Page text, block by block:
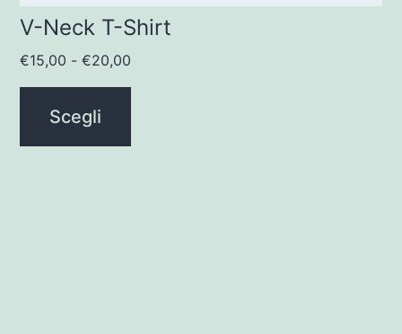
V-Neck T-Shirt
€15,00 - €20,00
di
Scegli
del
prodotto